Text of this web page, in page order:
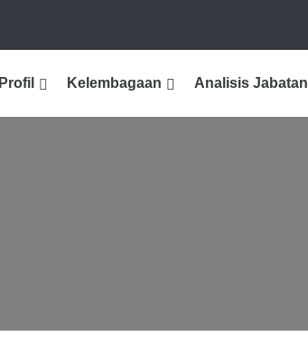
Profil Kelembagaan Analisis Jabatan